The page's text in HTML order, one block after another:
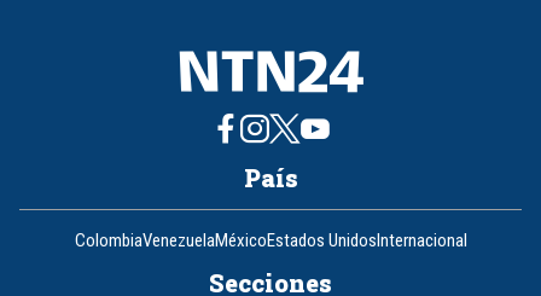
País
ColombiaVenezuelaMéxicoEstados UnidosInternacional
Secciones